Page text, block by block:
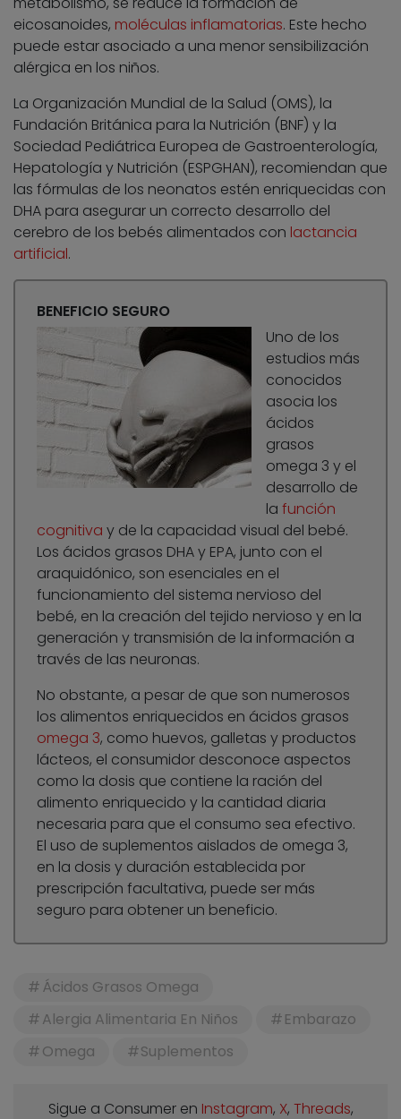
eicosanoides, moléculas inflamatorias. Este hecho
puede estar asociado a una menor sensibilización
alérgica en los niños.
La Organización Mundial de la Salud (OMS), la
Fundación Británica para la Nutrición (BNF) y la
Sociedad Pediátrica Europea de Gastroenterología,
Hepatología y Nutrición (ESPGHAN), recomiendan que
las fórmulas de los neonatos estén enriquecidas con
DHA para asegurar un correcto desarrollo del
cerebro de los bebés alimentados con lactancia
artificial.
BENEFICIO SEGURO
Uno de los
estudios más
conocidos
asocia los
ácidos
grasos
omega 3 y el
desarrollo de
la función
cognitiva y de la capacidad visual del bebé.
Los ácidos grasos DHA y EPA, junto con el
araquidónico, son esenciales en el
funcionamiento del sistema nervioso del
bebé, en la creación del tejido nervioso y en la
generación y transmisión de la información a
través de las neuronas.
No obstante, a pesar de que son numerosos
los alimentos enriquecidos en ácidos grasos
omega 3, como huevos, galletas y productos
lácteos, el consumidor desconoce aspectos
como la dosis que contiene la ración del
alimento enriquecido y la cantidad diaria
necesaria para que el consumo sea efectivo.
El uso de suplementos aislados de omega 3,
en la dosis y duración establecida por
prescripción facultativa, puede ser más
seguro para obtener un beneficio.
Ácidos Grasos Omega
Alergia Alimentaria En Niños
Embarazo
Omega
Suplementos
Sigue a Consumer en Instagram, X, Threads,